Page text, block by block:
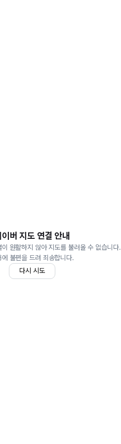
이버 지도 연결 안내
원활하지 않아 지도를 불러올 수 없습니다.
에 불편을 드려 죄송합니다.
다시 시도